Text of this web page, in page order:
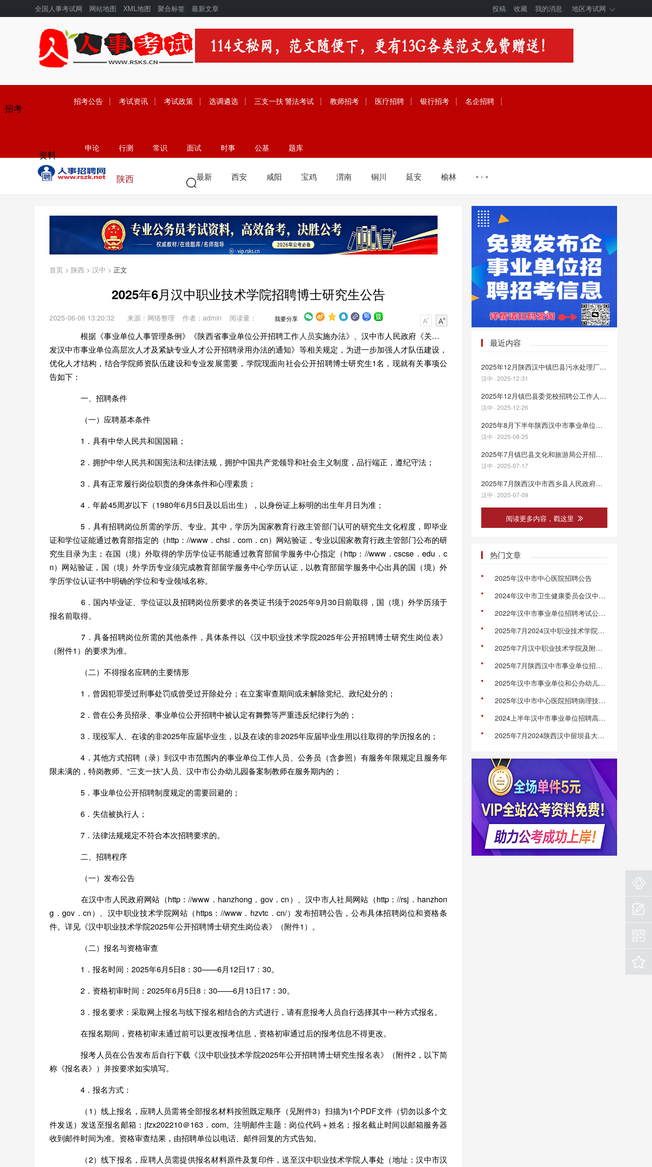
全国人事考试网 网站地图 XML地图 聚合标签 最新文章 投稿 收藏 我的消息 地区考试网
招考
招考公告 考试资讯 考试政策 选调遴选 三支一扶警法考试 教师招考 医疗招聘 银行招考 名企招聘
资料
申论 行测 常识 面试 时事 公基
题库
陕西 最新 西安 咸阳 宝鸡 渭南 铜川 延安 榆林
首页 > 陕西 > 汉中 > 正文
2025年6月汉中职业技术学院招聘博士研究生公告
2025-06-06 13:20:32 来源：网络整理 作者：admin 阅读量： 我要分享
根据《事业单位人事管理条例》《陕西省事业单位公开招聘工作人员实施办法》、汉中市人民政府《关于印
发汉中市事业单位高层次人才及紧缺专业人才公开招聘录用办法的通知》等相关规定，为进一步加强人才队伍建设，
优化人才结构，结合学院师资队伍建设和专业发展需要，学院现面向社会公开招聘博士研究生1名，现就有关事项公
告如下：
一、招聘条件
（一）应聘基本条件
1．具有中华人民共和国国籍；
2．拥护中华人民共和国宪法和法律法规，拥护中国共产党领导和社会主义制度，品行端正，遵纪守法；
3．具有正常履行岗位职责的身体条件和心理素质；
4．年龄45周岁以下（1980年6月5日及以后出生），以身份证上标明的出生年月日为准；
5．具有招聘岗位所需的学历、专业。其中，学历为国家教育行政主管部门认可的研究生文化程度，即毕业
证和学位证能通过教育部指定的（http：//www．chsi．com．cn）网站验证，专业以国家教育行政主管部门公布的研
究生目录为主；在国（境）外取得的学历学位证书能通过教育部留学服务中心指定（http：//www．cscse．edu．c
n）网站验证，国（境）外学历专业须完成教育部留学服务中心学历认证，以教育部留学服务中心出具的国（境）外
学历学位认证书中明确的学位和专业领域名称。
6．国内毕业证、学位证以及招聘岗位所要求的各类证书须于2025年9月30日前取得，国（境）外学历须于
报名前取得。
7．具备招聘岗位所需的其他条件，具体条件以《汉中职业技术学院2025年公开招聘博士研究生岗位表》
（附件1）的要求为准。
（二）不得报名应聘的主要情形
1．曾因犯罪受过刑事处罚或曾受过开除处分；在立案审查期间或未解除党纪、政纪处分的；
2．曾在公务员招录、事业单位公开招聘中被认定有舞弊等严重违反纪律行为的；
3．现役军人、在读的非2025年应届毕业生，以及在读的非2025年应届毕业生用以往取得的学历报名的；
4．其他方式招聘（录）到汉中市范围内的事业单位工作人员、公务员（含参照）有服务年限规定且服务年
限未满的，特岗教师、“三支一扶”人员、汉中市公办幼儿园备案制教师在服务期内的；
5．事业单位公开招聘制度规定的需要回避的；
6．失信被执行人；
7．法律法规规定不符合本次招聘要求的。
二、招聘程序
（一）发布公告
在汉中市人民政府网站（http：//www．hanzhong．gov．cn）、汉中市人社局网站（http：//rsj．hanzhon
g．gov．cn）、汉中职业技术学院网站（https：//www．hzvtc．cn/）发布招聘公告，公布具体招聘岗位和资格条
件。详见《汉中职业技术学院2025年公开招聘博士研究生岗位表》（附件1）。
（二）报名与资格审查
1．报名时间：2025年6月5日8：30——6月12日17：30。
2．资格初审时间：2025年6月5日8：30——6月13日17：30。
3．报名要求：采取网上报名与线下报名相结合的方式进行，请有意报考人员自行选择其中一种方式报名。
在报名期间，资格初审未通过前可以更改报考信息，资格初审通过后的报考信息不得更改。
报考人员在公告发布后自行下载《汉中职业技术学院2025年公开招聘博士研究生报名表》（附件2，以下简
称《报名表》）并按要求如实填写。
4．报名方式：
（1）线上报名，应聘人员需将全部报名材料按照既定顺序（见附件3）扫描为1个PDF文件（切勿以多个文
件发送）发送至报名邮箱：jfzx202210＠163．com。注明邮件主题：岗位代码＋姓名；报名截止时间以邮箱服务器
收到邮件时间为准。资格审查结果，由招聘单位以电话、邮件回复的方式告知。
（2）线下报名，应聘人员需提供报名材料原件及复印件，送至汉中职业技术学院人事处（地址：汉中市汉
最近内容
2025年12月陕西汉中镇巴县污水处理厂招聘1人公告
汉中 · 2025-12-31
2025年12月镇巴县委党校招聘公工作人员公告
汉中 · 2025-12-26
2025年8月下半年陕西汉中市事业单位招聘工作人员262人公告
汉中 · 2025-08-25
2025年7月镇巴县文化和旅游局公开招聘公益性岗位工作人员公告
汉中 · 2025-07-17
2025年7月陕西汉中市西乡县人民政府办公室暑假大学生到政府机关见习工作30人公告
汉中 · 2025-07-09
阅读更多内容，戳这里
热门文章
2025年汉中市中心医院招聘公告
2024年汉中市卫生健康委员会汉中市2024届大学生乡村医生专项招聘公告
2022年汉中市事业单位招聘考试公告（698人）
2025年7月2024汉中职业技术学院招聘高层次人才（博士研究生）公告
2025年7月汉中职业技术学院及附属医院高层次人才招聘公告（22人）
2025年7月陕西汉中市事业单位招聘高层次及急需紧缺专业人才163人公告
2025年汉中市事业单位和公办幼儿园备案制教师招聘（募）考试公告（919名）
2025年汉中市中心医院招聘病理技术员公告
2024上半年汉中市事业单位招聘高层次人才公告
2025年7月2024陕西汉中留坝县大学生到政府机关见习公告（17人）